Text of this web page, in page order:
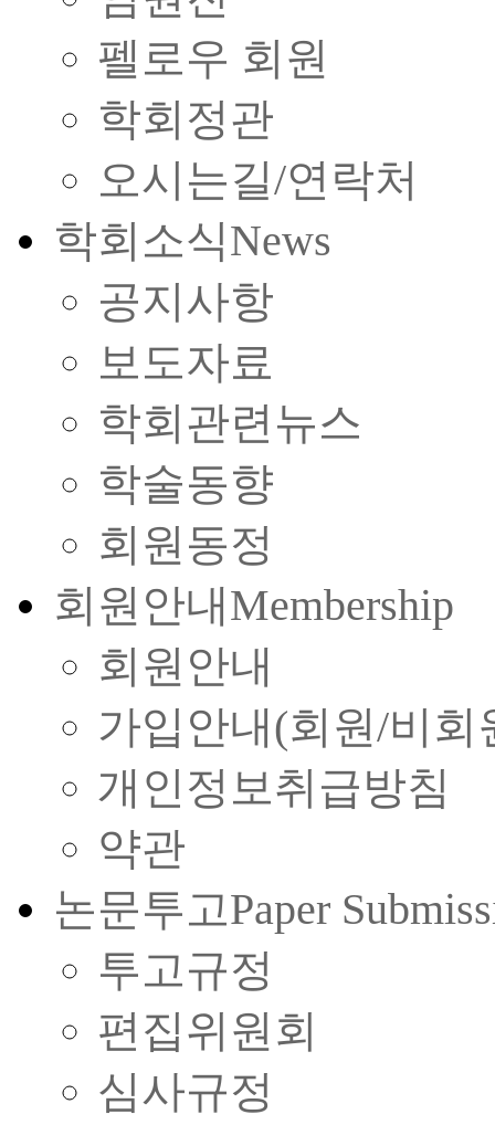
펠로우 회원
학회정관
오시는길/연락처
학회소식News
공지사항
보도자료
학회관련뉴스
학술동향
회원동정
회원안내Membership
회원안내
가입안내(회원/비회
개인정보취급방침
약관
논문투고Paper
투고규정
편집위원회
심사규정